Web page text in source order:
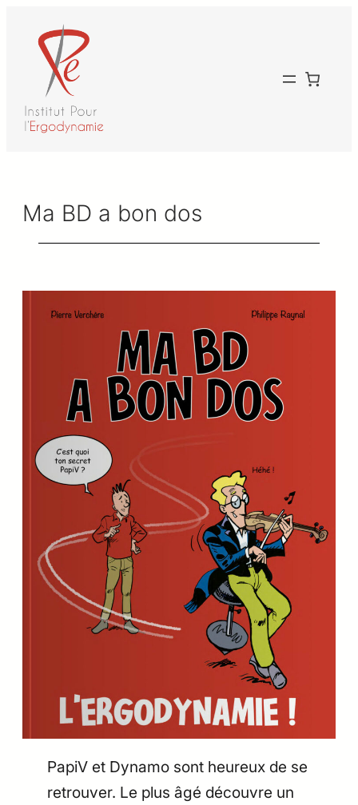
contenu
Ma BD a bon dos
PapiV et Dynamo sont heureux de se
retrouver. Le plus âgé découvre un